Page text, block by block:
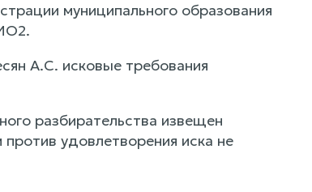
муниципального образования
А.С. исковые требования
разбирательства извещен
удовлетворения иска не